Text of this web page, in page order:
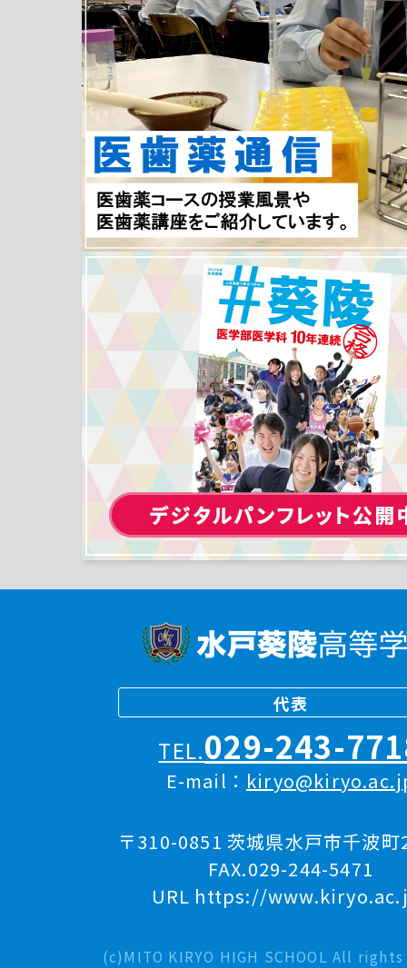
代表
TEL.029-243-
E-mail：
〒310-0851 茨城県水戸市千波
FAX.029-244-5471
URL https://
(c)MITO KIRYO HIGH SCHOOL All